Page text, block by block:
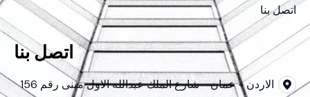
اتصل بنا
اتصل بنا
الاردن - عمان - شارع الملك عبدالله الاول مبنى رقم 156